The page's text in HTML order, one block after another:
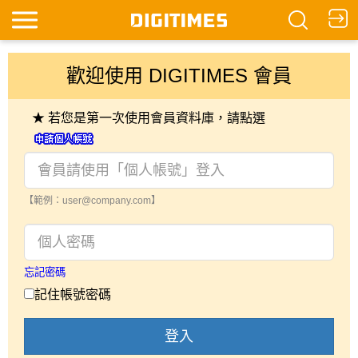
歡迎使用 DIGITIMES 會員
★ 若您是第一次使用會員資料庫，請點選
【範例：user@company.com】
忘記密碼
記住帳號密碼
登入